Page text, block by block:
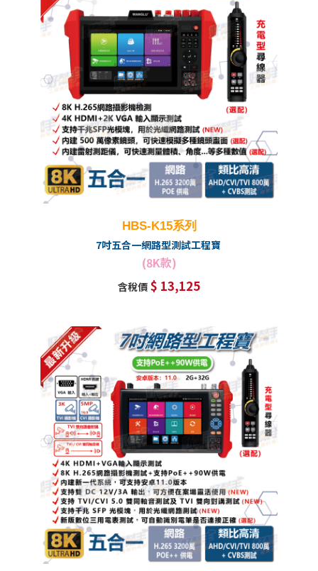
HBS-K15系列
7吋五合一網路型測試工程寶
(8K款)
含稅價 $ 13,125